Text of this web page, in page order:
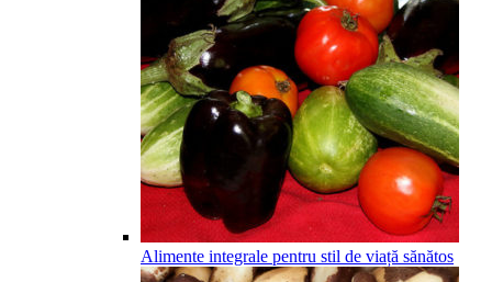
Alimente integrale pentru stil de viață sănătos